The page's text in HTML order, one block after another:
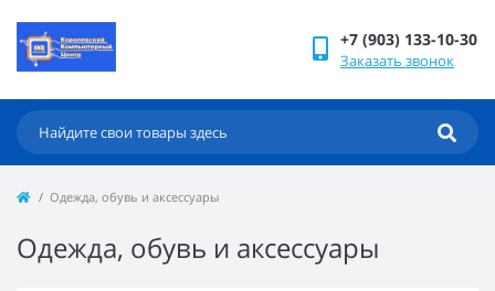
+7 (903) 133-10-30
Заказать звонок
Одежда, обувь и аксессуары
Одежда, обувь и аксессуары